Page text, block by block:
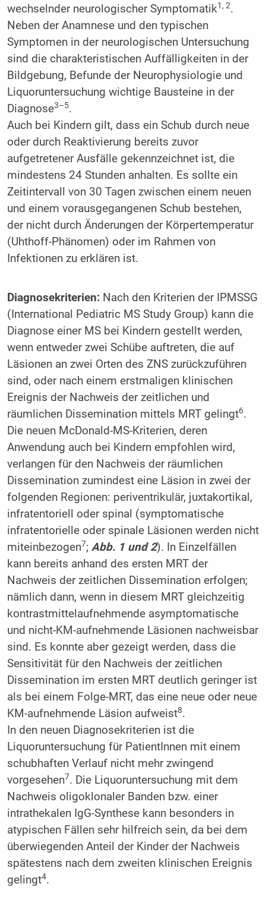
wechselnder neurologischer Symptomatik1, 2.
Neben der Anamnese und den typischen
Symptomen in der neurologischen Untersuchung
sind die charakteristischen Auffälligkeiten in der
Bildgebung, Befunde der Neurophysiologie und
Liquoruntersuchung wichtige Bausteine in der
Diagnose3–5.
Auch bei Kindern gilt, dass ein Schub durch neue
oder durch Reaktivierung bereits zuvor
aufgetretener Ausfälle gekennzeichnet ist, die
mindestens 24 Stunden anhalten. Es sollte ein
Zeitintervall von 30 Tagen zwischen einem neuen
und einem vorausgegangenen Schub bestehen,
der nicht durch Änderungen der Körpertemperatur
(Uhthoff-Phänomen) oder im Rahmen von
Infektionen zu erklären ist.
Diagnosekriterien:Nach den Kriterien der IPMSSG
(International Pediatric MS Study Group) kann die
Diagnose einer MS bei Kindern gestellt werden,
wenn entweder zwei Schübe auftreten, die auf
Läsionen an zwei Orten des ZNS zurückzuführen
sind, oder nach einem erstmaligen klinischen
Ereignis der Nachweis der zeitlichen und
räumlichen Dissemination mittels MRT gelingt6.
Die neuen McDonald-MS-Kriterien, deren
Anwendung auch bei Kindern empfohlen wird,
verlangen für den Nachweis der räumlichen
Dissemination zumindest eine Läsion in zwei der
folgenden Regionen: periventrikulär, juxtakortikal,
infratentoriell oder spinal (symptomatische
infratentorielle oder spinale Läsionen werden nicht
miteinbezogen7; Abb. 1 und 2). In Einzelfällen
kann bereits anhand des ersten MRT der
Nachweis der zeitlichen Dissemination erfolgen;
nämlich dann, wenn in diesem MRT gleichzeitig
kontrastmittelaufnehmende asymptomatische
und nicht-KM-aufnehmende Läsionen nachweisbar
sind. Es konnte aber gezeigt werden, dass die
Sensitivität für den Nachweis der zeitlichen
Dissemination im ersten MRT deutlich geringer ist
als bei einem Folge-MRT, das eine neue oder neue
KM-aufnehmende Läsion aufweist8.
In den neuen Diagnosekriterien ist die
Liquoruntersuchung für PatientInnen mit einem
schubhaften Verlauf nicht mehr zwingend
vorgesehen7. Die Liquoruntersuchung mit dem
Nachweis oligoklonaler Banden bzw. einer
intrathekalen IgG-Synthese kann besonders in
atypischen Fällen sehr hilfreich sein, da bei dem
überwiegenden Anteil der Kinder der Nachweis
spätestens nach dem zweiten klinischen Ereignis
gelingt4.